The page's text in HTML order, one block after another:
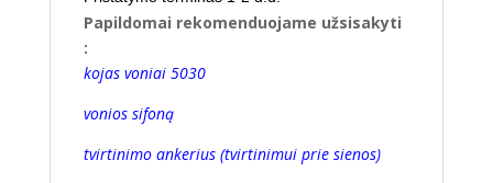
Papildomai rekomenduojame užsisakyti
:
kojas voniai 5030
vonios sifoną
tvirtinimo ankerius (tvirtinimui prie sienos)